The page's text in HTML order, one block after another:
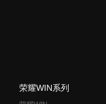
荣耀WIN系列